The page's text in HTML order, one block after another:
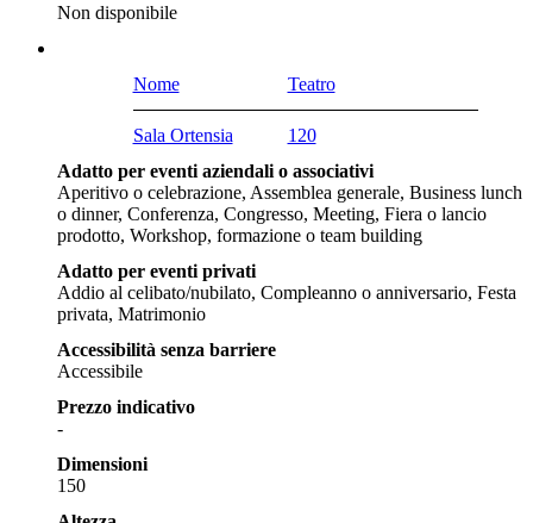
Non disponibile
Nome Teatro
Sala Ortensia
120
Adatto per eventi aziendali o associativi
Aperitivo o celebrazione, Assemblea generale, Business lunch
o dinner, Conferenza, Congresso, Meeting, Fiera o lancio
prodotto, Workshop, formazione o team building
Adatto per eventi privati
Addio al celibato/nubilato, Compleanno o anniversario, Festa
privata, Matrimonio
Accessibilità senza barriere
Accessibile
Prezzo indicativo
-
Dimensioni
150